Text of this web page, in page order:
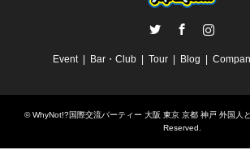
Event Bar・Club Tour Blog
©WhyNot!?国際交流パーティー 大阪 東京 京都 神戸 外国人
Reserved.